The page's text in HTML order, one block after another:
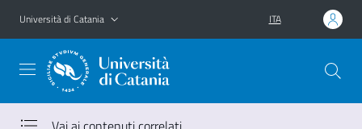
Vai al contenuto principale
Vai al menu di navigazione
Università di Catania ITA